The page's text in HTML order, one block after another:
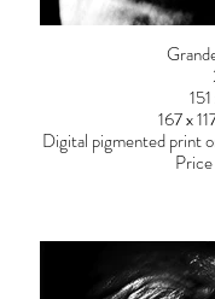
167 x
Digital pigmented print